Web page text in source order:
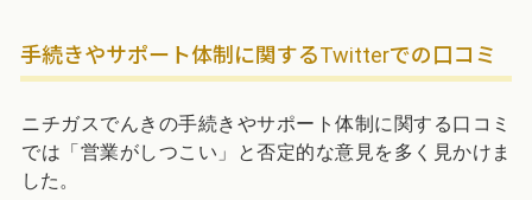
手続きやサポート体制に関するTwitterでの口コミ
ニチガスでんきの手続きやサポート体制に関する口コミ
では「営業がしつこい」と否定的な意見を多く見かけま
した。